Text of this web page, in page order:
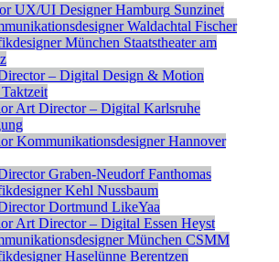
UX/UI Designer Hamburg Sunzinet
Waldachtal Fischer
München Staatstheater am
– Digital Design & Motion
Taktzeit
Art Director – Digital Karlsruhe
Kommunikationsdesigner Hannover
Graben-Neudorf Fanthomas
Kehl Nussbaum
Dortmund LikeYaa
Art Director – Digital Essen Heyst
München CSMM
Haselünne Berentzen